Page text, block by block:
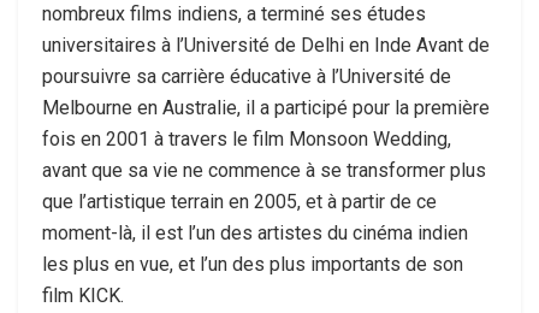
nombreux films indiens, a terminé ses études
universitaires à l’Université de Delhi en Inde Avant de
poursuivre sa carrière éducative à l’Université de
Melbourne en Australie, il a participé pour la première
fois en 2001 à travers le film Monsoon Wedding,
avant que sa vie ne commence à se transformer plus
que l’artistique terrain en 2005, et à partir de ce
moment-là, il est l’un des artistes du cinéma indien
les plus en vue, et l’un des plus importants de son
film KICK.